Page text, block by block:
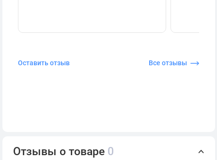
Оставить отзыв Все отзывы
Отзывы о товаре 0